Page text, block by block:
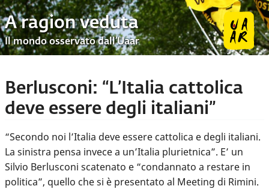
A ragion veduta
Il mondo osservato dall’Uaar
Berlusconi: “L’Italia cattolica
deve essere degli italiani”
“Secondo noi l’Italia deve essere cattolica e degli italiani.
La sinistra pensa invece a un’Italia plurietnica”. E’ un
Silvio Berlusconi scatenato e “condannato a restare in
politica”, quello che si è presentato al Meeting di Rimini.